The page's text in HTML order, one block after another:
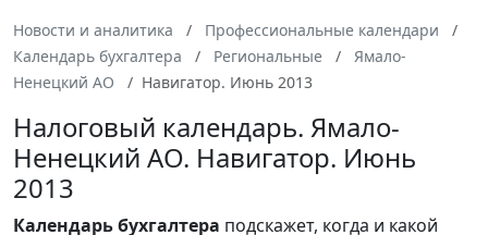
Новости и аналитика
Профессиональные календари
Календарь бухгалтера
Региональные
Ямало-
Ненецкий АО
Навигатор. Июнь 2013
Налоговый календарь. Ямало-
Ненецкий АО. Навигатор. Июнь
2013
Календарьбухгалтера подскажет, когда и какой